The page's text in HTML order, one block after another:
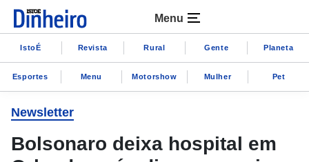
Menu
IstoÉ Revista Rural Gente Planeta
Esportes Menu Motorshow Mulher Pet
Newsletter
Bolsonaro deixa hospital em